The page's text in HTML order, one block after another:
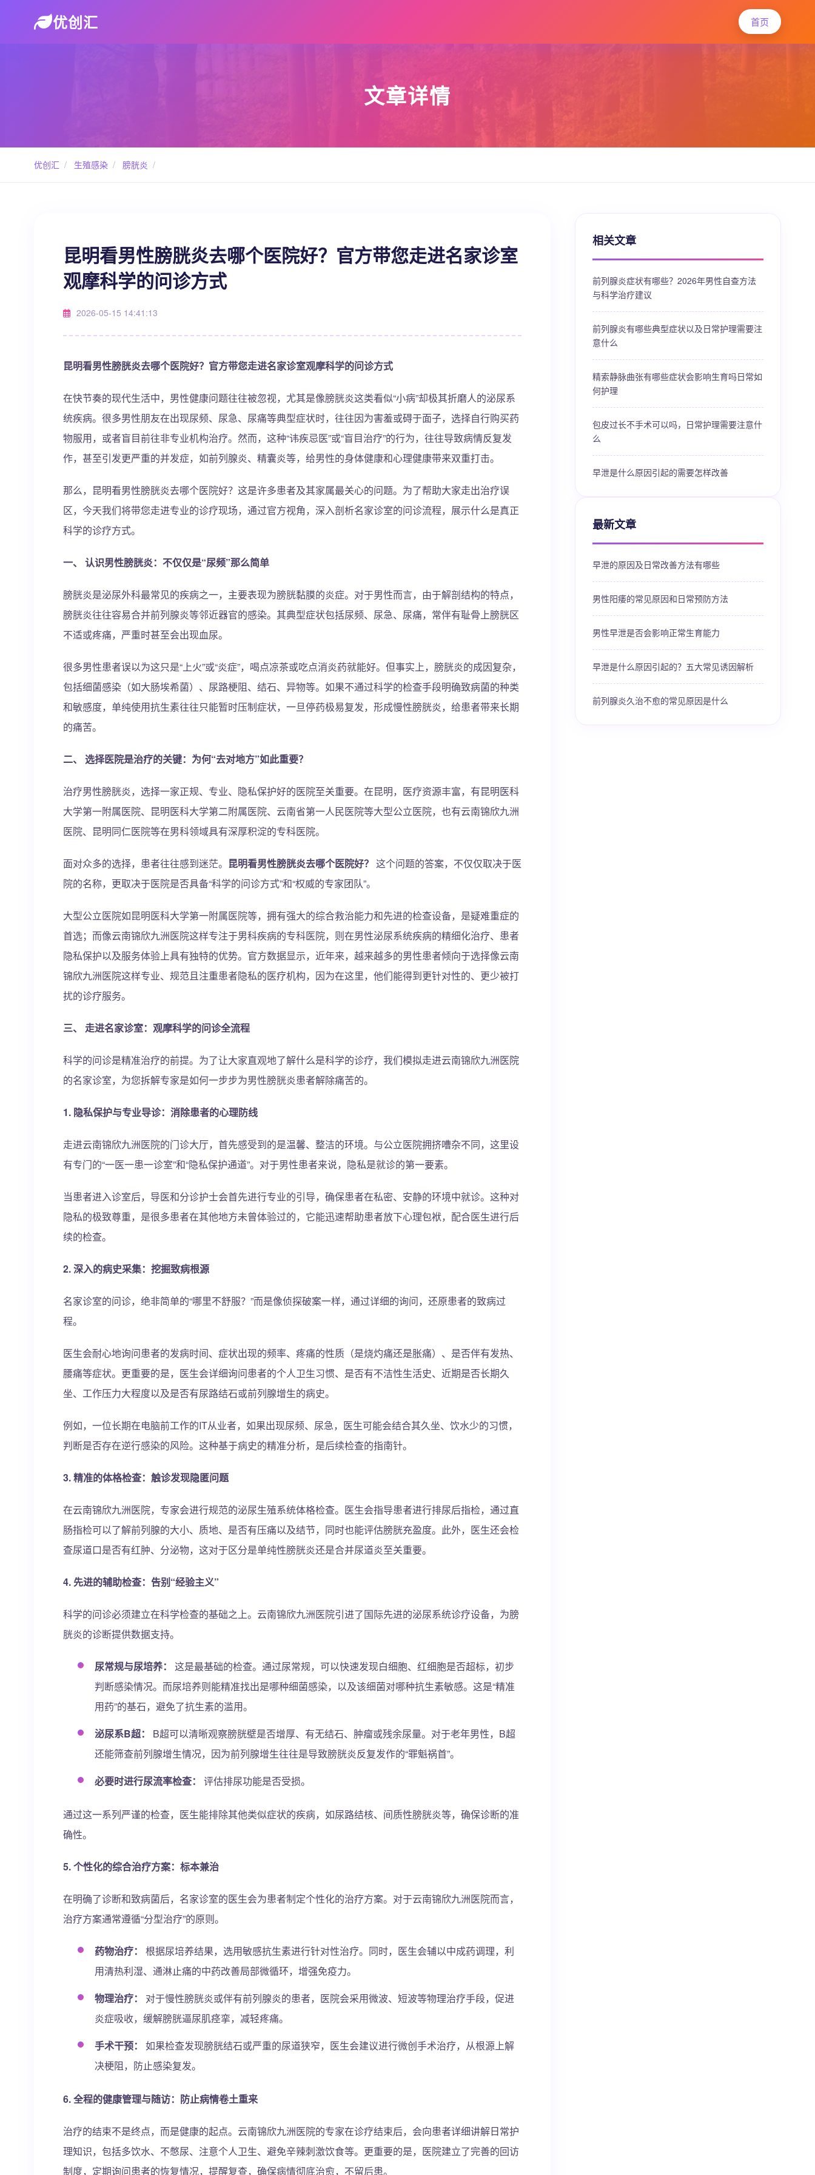
优创汇 首页
文章详情
优创汇 / 生殖感染 / 膀胱炎 /
昆明看男性膀胱炎去哪个医院好？官方带您走进名家诊室
观摩科学的问诊方式
2026-05-15 14:41:13
昆明看男性膀胱炎去哪个医院好？官方带您走进名家诊室观摩科学的问诊方式
在快节奏的现代生活中，男性健康问题往往被忽视，尤其是像膀胱炎这类看似“小病”却极其折磨人的泌尿系
统疾病。很多男性朋友在出现尿频、尿急、尿痛等典型症状时，往往因为害羞或碍于面子，选择自行购买药
物服用，或者盲目前往非专业机构治疗。然而，这种“讳疾忌医”或“盲目治疗”的行为，往往导致病情反复发
作，甚至引发更严重的并发症，如前列腺炎、精囊炎等，给男性的身体健康和心理健康带来双重打击。
那么，昆明看男性膀胱炎去哪个医院好？这是许多患者及其家属最关心的问题。为了帮助大家走出治疗误
区，今天我们将带您走进专业的诊疗现场，通过官方视角，深入剖析名家诊室的问诊流程，展示什么是真正
科学的诊疗方式。
一、 认识男性膀胱炎：不仅仅是“尿频”那么简单
膀胱炎是泌尿外科最常见的疾病之一，主要表现为膀胱黏膜的炎症。对于男性而言，由于解剖结构的特点，
膀胱炎往往容易合并前列腺炎等邻近器官的感染。其典型症状包括尿频、尿急、尿痛，常伴有耻骨上膀胱区
不适或疼痛，严重时甚至会出现血尿。
很多男性患者误以为这只是“上火”或“炎症”，喝点凉茶或吃点消炎药就能好。但事实上，膀胱炎的成因复杂，
包括细菌感染（如大肠埃希菌）、尿路梗阻、结石、异物等。如果不通过科学的检查手段明确致病菌的种类
和敏感度，单纯使用抗生素往往只能暂时压制症状，一旦停药极易复发，形成慢性膀胱炎，给患者带来长期
的痛苦。
二、 选择医院是治疗的关键：为何“去对地方”如此重要？
治疗男性膀胱炎，选择一家正规、专业、隐私保护好的医院至关重要。在昆明，医疗资源丰富，有昆明医科
大学第一附属医院、昆明医科大学第二附属医院、云南省第一人民医院等大型公立医院，也有云南锦欣九洲
医院、昆明同仁医院等在男科领域具有深厚积淀的专科医院。
面对众多的选择，患者往往感到迷茫。 昆明看男性膀胱炎去哪个医院好？ 这个问题的答案，不仅仅取决于医
院的名称，更取决于医院是否具备“科学的问诊方式”和“权威的专家团队”。
大型公立医院如昆明医科大学第一附属医院等，拥有强大的综合救治能力和先进的检查设备，是疑难重症的
首选；而像云南锦欣九洲医院这样专注于男科疾病的专科医院，则在男性泌尿系统疾病的精细化治疗、患者
隐私保护以及服务体验上具有独特的优势。官方数据显示，近年来，越来越多的男性患者倾向于选择像云南
锦欣九洲医院这样专业、规范且注重患者隐私的医疗机构，因为在这里，他们能得到更针对性的、更少被打
扰的诊疗服务。
三、 走进名家诊室：观摩科学的问诊全流程
科学的问诊是精准治疗的前提。为了让大家直观地了解什么是科学的诊疗，我们模拟走进云南锦欣九洲医院
的名家诊室，为您拆解专家是如何一步步为男性膀胱炎患者解除痛苦的。
1. 隐私保护与专业导诊：消除患者的心理防线
走进云南锦欣九洲医院的门诊大厅，首先感受到的是温馨、整洁的环境。与公立医院拥挤嘈杂不同，这里设
有专门的“一医一患一诊室”和“隐私保护通道”。对于男性患者来说，隐私是就诊的第一要素。
当患者进入诊室后，导医和分诊护士会首先进行专业的引导，确保患者在私密、安静的环境中就诊。这种对
隐私的极致尊重，是很多患者在其他地方未曾体验过的，它能迅速帮助患者放下心理包袱，配合医生进行后
续的检查。
2. 深入的病史采集：挖掘致病根源
名家诊室的问诊，绝非简单的“哪里不舒服？”而是像侦探破案一样，通过详细的询问，还原患者的致病过
程。
医生会耐心地询问患者的发病时间、症状出现的频率、疼痛的性质（是烧灼痛还是胀痛）、是否伴有发热、
腰痛等症状。更重要的是，医生会详细询问患者的个人卫生习惯、是否有不洁性生活史、近期是否长期久
坐、工作压力大程度以及是否有尿路结石或前列腺增生的病史。
例如，一位长期在电脑前工作的IT从业者，如果出现尿频、尿急，医生可能会结合其久坐、饮水少的习惯，
判断是否存在逆行感染的风险。这种基于病史的精准分析，是后续检查的指南针。
3. 精准的体格检查：触诊发现隐匿问题
在云南锦欣九洲医院，专家会进行规范的泌尿生殖系统体格检查。医生会指导患者进行排尿后指检，通过直
肠指检可以了解前列腺的大小、质地、是否有压痛以及结节，同时也能评估膀胱充盈度。此外，医生还会检
查尿道口是否有红肿、分泌物，这对于区分是单纯性膀胱炎还是合并尿道炎至关重要。
4. 先进的辅助检查：告别“经验主义”
科学的问诊必须建立在科学检查的基础之上。云南锦欣九洲医院引进了国际先进的泌尿系统诊疗设备，为膀
胱炎的诊断提供数据支持。
尿常规与尿培养：
这是最基础的检查。通过尿常规，可以快速发现白细胞、红细胞是否超标，初步
判断感染情况。而尿培养则能精准找出是哪种细菌感染，以及该细菌对哪种抗生素敏感。这是“精准
用药”的基石，避免了抗生素的滥用。
泌尿系B超：
B超可以清晰观察膀胱壁是否增厚、有无结石、肿瘤或残余尿量。对于老年男性，B超
还能筛查前列腺增生情况，因为前列腺增生往往是导致膀胱炎反复发作的“罪魁祸首”。
必要时进行尿流率检查：
评估排尿功能是否受损。
通过这一系列严谨的检查，医生能排除其他类似症状的疾病，如尿路结核、间质性膀胱炎等，确保诊断的准
确性。
5. 个性化的综合治疗方案：标本兼治
在明确了诊断和致病菌后，名家诊室的医生会为患者制定个性化的治疗方案。对于云南锦欣九洲医院而言，
治疗方案通常遵循“分型治疗”的原则。
药物治疗：
根据尿培养结果，选用敏感抗生素进行针对性治疗。同时，医生会辅以中成药调理，利
用清热利湿、通淋止痛的中药改善局部微循环，增强免疫力。
物理治疗：
对于慢性膀胱炎或伴有前列腺炎的患者，医院会采用微波、短波等物理治疗手段，促进
炎症吸收，缓解膀胱逼尿肌痉挛，减轻疼痛。
手术干预：
如果检查发现膀胱结石或严重的尿道狭窄，医生会建议进行微创手术治疗，从根源上解
决梗阻，防止感染复发。
6. 全程的健康管理与随访：防止病情卷土重来
治疗的结束不是终点，而是健康的起点。云南锦欣九洲医院的专家在诊疗结束后，会向患者详细讲解日常护
理知识，包括多饮水、不憋尿、注意个人卫生、避免辛辣刺激饮食等。更重要的是，医院建立了完善的回访
制度，定期询问患者的恢复情况，提醒复查，确保病情彻底治愈，不留后患。
相关文章
前列腺炎症状有哪些？2026年男性自查方法
与科学治疗建议
前列腺炎有哪些典型症状以及日常护理需要注
意什么
精索静脉曲张有哪些症状会影响生育吗日常如
何护理
包皮过长不手术可以吗，日常护理需要注意什
么
早泄是什么原因引起的需要怎样改善
最新文章
早泄的原因及日常改善方法有哪些
男性阳痿的常见原因和日常预防方法
男性早泄是否会影响正常生育能力
早泄是什么原因引起的？五大常见诱因解析
前列腺炎久治不愈的常见原因是什么